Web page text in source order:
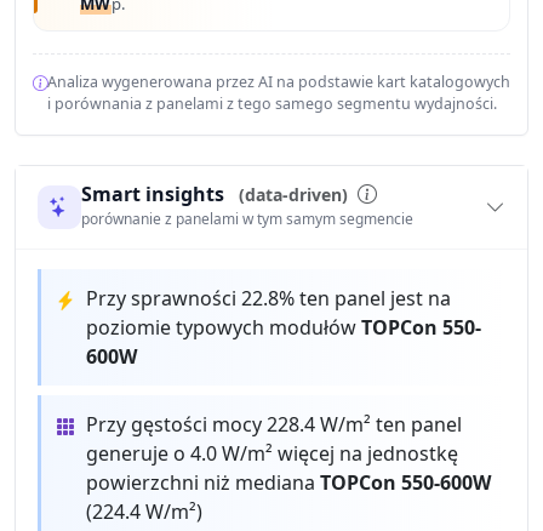
Analiza wygenerowana przez AI na podstawie kart katalogowych
i porównania z panelami z tego samego segmentu wydajności.
Smart insights (data-driven)
porównanie z panelami w tym samym segmencie
Przy sprawności 22.8% ten panel jest na
poziomie typowych modułówTOPCon 550-
600W
Przy gęstości mocy 228.4 W/m² ten panel
generuje o 4.0 W/m² więcej na jednostkę
powierzchni niż medianaTOPCon 550-600W
(224.4 W/m²)